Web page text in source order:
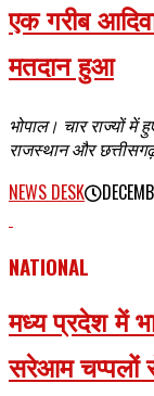
एक गरीब
मतदान हुआ
भोपाल। चार राज्यों
राजस्थान और
NEWS DESK
NATIONAL
मध्य प्रदेश में
सरेआम चप्पलों